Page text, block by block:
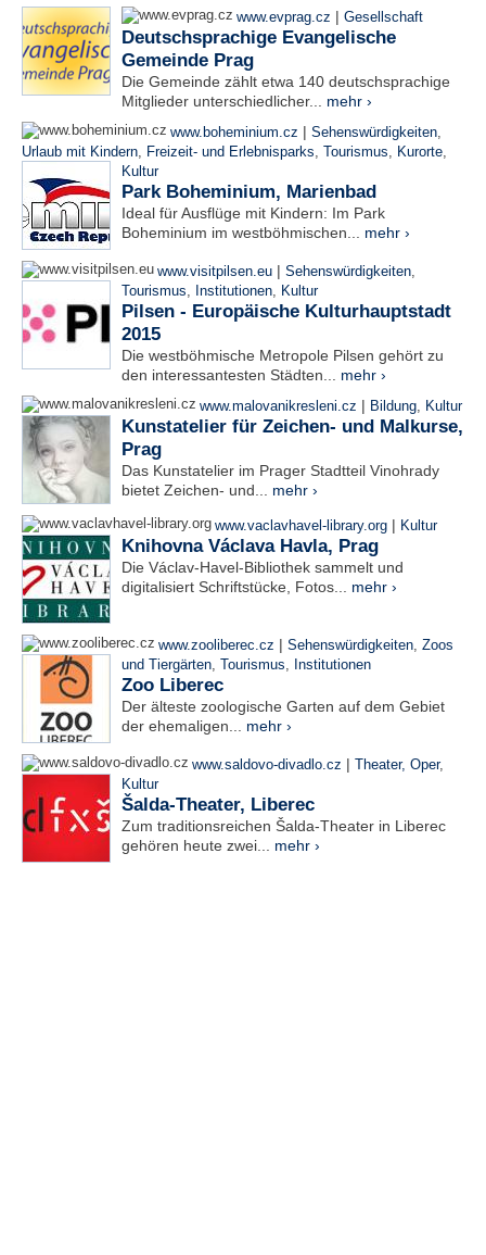
www.evprag.cz | Gesellschaft
Deutschsprachige Evangelische
Gemeinde Prag
Die Gemeinde zählt etwa 140 deutschsprachige
Mitglieder unterschiedlicher... mehr ›
www.boheminium.cz | Sehenswürdigkeiten,
Urlaub mit Kindern, Freizeit- und Erlebnisparks, Tourismus, Kurorte,
Kultur
Park Boheminium, Marienbad
Ideal für Ausflüge mit Kindern: Im Park
Boheminium im westböhmischen... mehr ›
www.visitpilsen.eu | Sehenswürdigkeiten,
Tourismus, Institutionen, Kultur
Pilsen - Europäische Kulturhauptstadt
2015
Die westböhmische Metropole Pilsen gehört zu
den interessantesten Städten... mehr ›
www.malovanikresleni.cz | Bildung, Kultur
Kunstatelier für Zeichen- und Malkurse,
Prag
Das Kunstatelier im Prager Stadtteil Vinohrady
bietet Zeichen- und... mehr ›
www.vaclavhavel-library.org | Kultur
Knihovna Václava Havla, Prag
Die Václav-Havel-Bibliothek sammelt und
digitalisiert Schriftstücke, Fotos... mehr ›
www.zooliberec.cz | Sehenswürdigkeiten, Zoos
und Tiergärten, Tourismus, Institutionen
Zoo Liberec
Der älteste zoologische Garten auf dem Gebiet
der ehemaligen... mehr ›
www.saldovo-divadlo.cz | Theater, Oper,
Kultur
Šalda-Theater, Liberec
Zum traditionsreichen Šalda-Theater in Liberec
gehören heute zwei... mehr ›